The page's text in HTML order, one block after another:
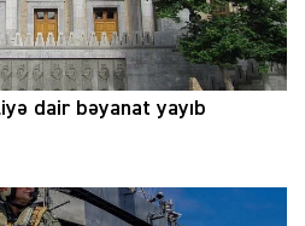
dair bəyanat yayıb